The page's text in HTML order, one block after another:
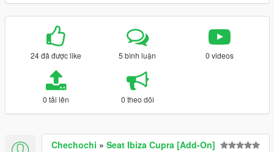
24 đã được like 5 bình luận 0 videos
0 tải lên 0 theo dõi
Chechochi » Seat Ibiza Cupra [Add-On]